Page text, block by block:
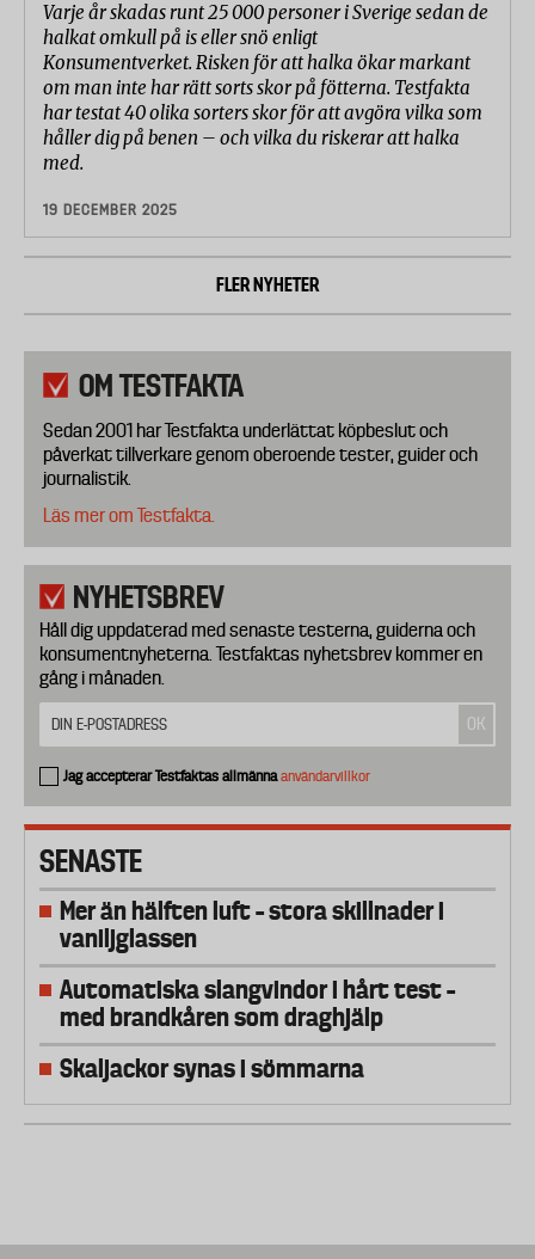
Varje år skadas runt 25 000 personer i Sverige sedan de
halkat omkull på is eller snö enligt
Konsumentverket. Risken för att halka ökar markant
om man inte har rätt sorts skor på fötterna. Testfakta
har testat 40 olika sorters skor för att avgöra vilka som
håller dig på benen – och vilka du riskerar att halka
med.
19 DECEMBER 2025
FLER NYHETER
OM TESTFAKTA
Sedan 2001 har Testfakta underlättat köpbeslut och
påverkat tillverkare genom oberoende tester, guider och
journalistik.
Läs mer om Testfakta.
NYHETSBREV
Håll dig uppdaterad med senaste testerna, guiderna och
konsumentnyheterna. Testfaktas nyhetsbrev kommer en
gång i månaden.
Jag accepterar Testfaktas allmännaanvändarvillkor
SENASTE
Mer än hälften luft – stora skillnader i
vaniljglassen
Automatiska slangvindor i hårt test –
med brandkåren som draghjälp
Skaljackor synas i sömmarna